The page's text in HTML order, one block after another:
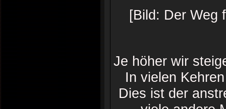
[Bild: Der Weg
Je höher wir
In vielen
Dies ist der